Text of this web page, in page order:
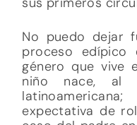
No puedo dejar
proceso edípico
género que vive
niño nace, al
expectativa de